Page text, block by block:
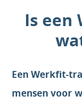
Is een
Een Werkfit-
mensen voor